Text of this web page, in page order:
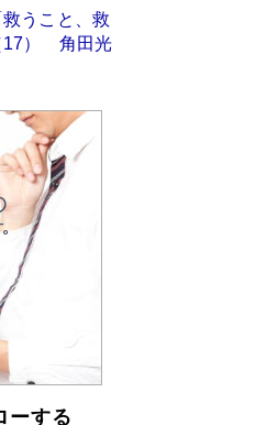
救うこと、救
17） 角田光
ーする